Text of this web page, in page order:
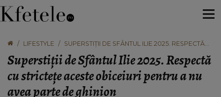
LIFESTYLE
SUPERSTIȚII DE SFÂNTUL ILIE 2025. RESPECTĂ
AVEA PARTE DE GHINION
Superstiții de Sfântul Ilie 2025. Respectă
cu strictețe aceste obiceiuri pentru a nu
avea parte de ghinion